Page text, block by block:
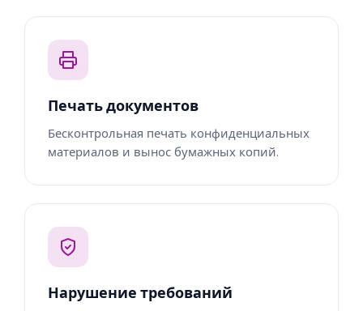
Печать документов
Бесконтрольная печать конфиденциальных
материалов и вынос бумажных копий.
Нарушение требований